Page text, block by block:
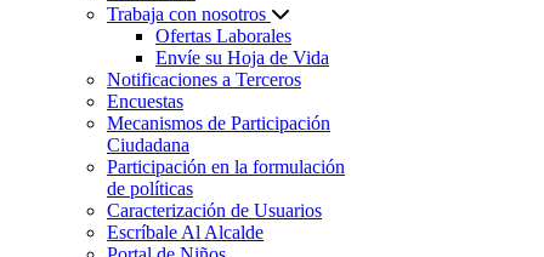
Trabaja con nosotros
Ofertas Laborales
Envíe su Hoja de Vida
Notificaciones a Terceros
Encuestas
Mecanismos de Participación
Ciudadana
Participación en la formulación
de políticas
Caracterización de Usuarios
Escríbale Al Alcalde